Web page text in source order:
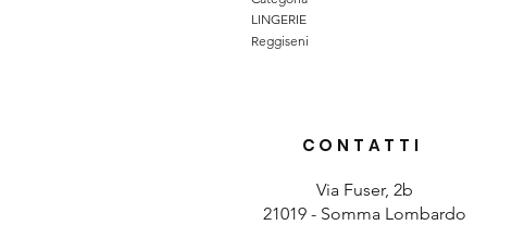
LINGERIE
Reggiseni
CONTATTI
Via Fuser, 2b
21019 - Somma Lombardo